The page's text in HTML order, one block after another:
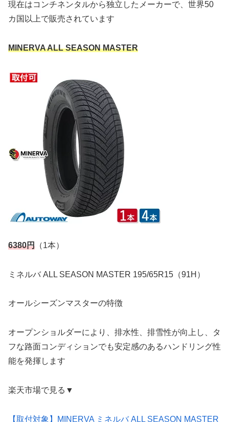
現在はコンチネンタルから独立したメーカーで、世界50
カ国以上で販売されています
MINERVAALL SEASON MASTER
6380円 （1本）
ミネルバ ALL SEASON MASTER 195/65R15（91H）
オールシーズンマスターの特徴
オープンショルダーにより、排水性、排雪性が向上し、タ
フな路面コンディションでも安定感のあるハンドリング性
能を発揮します
楽天市場で見る▼
【取付対象】MINERVA ミネルバ ALL SEASON MASTER